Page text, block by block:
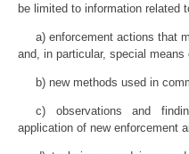
be limited to information related
a) enforcement actions that
and, in particular, special
b) new methods used in
c) observations and
application of new enforcement